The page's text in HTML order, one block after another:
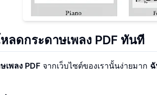
ลดกระดาษเพลง PDF ทันที
เพลง PDF จากเว็บไซต์ของเรานั้นง่ายมาก ฉั